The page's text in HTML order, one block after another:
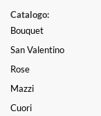
Catalogo:
Bouquet
San Valentino
Rose
Mazzi
Cuori